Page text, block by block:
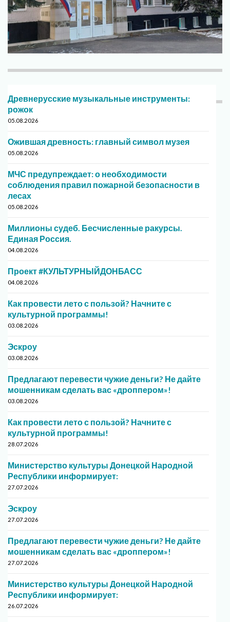
Древнерусские музыкальные инструменты:
рожок
05.08.2026
Ожившая древность: главный символ музея
05.08.2026
МЧС предупреждает: о необходимости
соблюдения правил пожарной безопасности в
лесах
05.08.2026
Миллионы судеб. Бесчисленные ракурсы.
Единая Россия.
04.08.2026
Проект #КУЛЬТУРНЫЙДОНБАСС
04.08.2026
Как провести лето с пользой? Начните с
культурной программы!
03.08.2026
Эскроу
03.08.2026
Предлагают перевести чужие деньги? Не дайте
мошенникам сделать вас «дроппером»!
03.08.2026
Как провести лето с пользой? Начните с
культурной программы!
28.07.2026
Министерство культуры Донецкой Народной
Республики информирует:
27.07.2026
Эскроу
27.07.2026
Предлагают перевести чужие деньги? Не дайте
мошенникам сделать вас «дроппером»!
27.07.2026
Министерство культуры Донецкой Народной
Республики информирует:
26.07.2026